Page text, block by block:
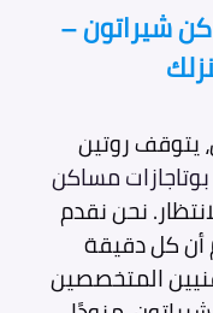
شيراتون –
يتوقف روتين
مساكن
نحن نقدم
أن كل دقيقة
المتخصصين